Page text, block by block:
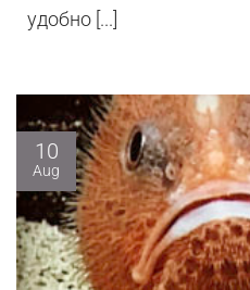
удобно [...]
10
Aug